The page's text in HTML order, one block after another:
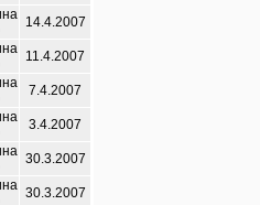
14.4.2007
11.4.2007
7.4.2007
3.4.2007
30.3.2007
30.3.2007